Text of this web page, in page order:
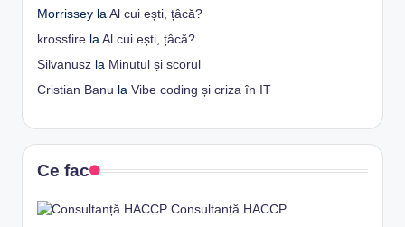
Morrissey la Al cui ești, țâcă?
krossfire la Al cui ești, țâcă?
Silvanusz la Minutul și scorul
Cristian Banu la Vibe coding și criza în IT
Ce fac
Consultanță HACCP